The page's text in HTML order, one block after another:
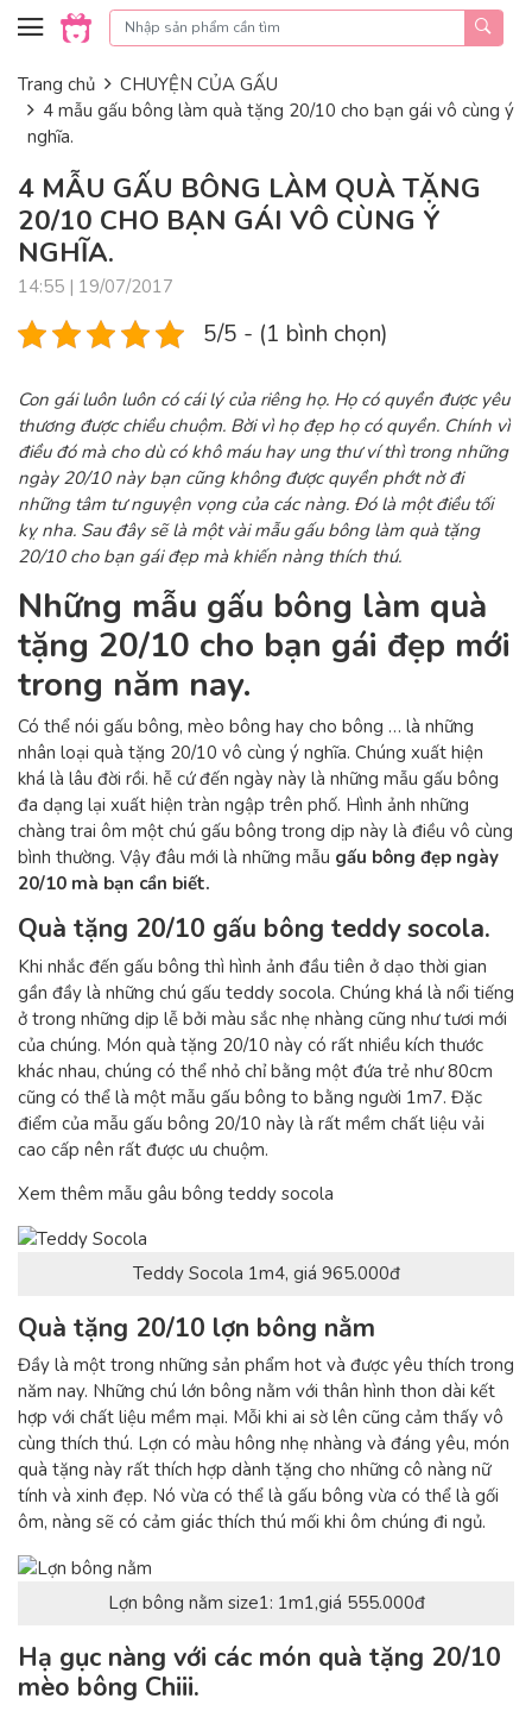
Skip to content
Trang chủ
CHUYỆN CỦA GẤU
4 mẫu gấu bông làm quà tặng 20/10 cho bạn gái vô cùng ý
nghĩa.
4 MẪU GẤU BÔNG LÀM QUÀ TẶNG
20/10 CHO BẠN GÁI VÔ CÙNG Ý
NGHĨA.
14:55 | 19/07/2017
5/5 - (1 bình chọn)
Con gái luôn luôn có cái lý của riêng họ. Họ có quyền được yêu
thương được chiều chuộm. Bời vì họ đẹp họ có quyền. Chính vì
điều đó mà cho dù có khô máu hay ung thư ví thì trong những
ngày 20/10 này bạn cũng không được quyền phớt nờ đi
những tâm tư nguyện vọng của các nàng. Đó là một điều tối
kỵ nha. Sau đây sẽ là một vài mẫu gấu bông làm quà tặng
20/10 cho bạn gái đẹp mà khiến nàng thích thú.
Những mẫu gấu bông làm quà
tặng 20/10 cho bạn gái đẹp mới
trong năm nay.
Có thể nói gấu bông, mèo bông hay cho bông … là những
nhân loại quà tặng 20/10 vô cùng ý nghĩa. Chúng xuất hiện
khá là lâu đời rồi. hễ cứ đến ngày này là những mẫu gấu bông
đa dạng lại xuất hiện tràn ngập trên phố. Hình ảnh những
chàng trai ôm một chú gấu bông trong dịp này là điều vô cùng
bình thường. Vậy đâu mới là những mẫu gấu bông đẹp ngày
20/10 mà bạn cần biết.
Quà tặng 20/10 gấu bông teddy socola.
Khi nhắc đến gấu bông thì hình ảnh đầu tiên ở dạo thời gian
gần đầy là những chú gấu teddy socola. Chúng khá là nổi tiếng
ở trong những dịp lễ bởi màu sắc nhẹ nhàng cũng như tươi mới
của chúng. Món quà tặng 20/10 này có rất nhiều kích thước
khác nhau, chúng có thể nhỏ chỉ bằng một đứa trẻ như 80cm
cũng có thể là một mẫu gấu bông to bằng người 1m7. Đặc
điểm của mẫu gấu bông 20/10 này là rất mềm chất liệu vải
cao cấp nên rất được ưu chuộm.
Xem thêm mẫu gâu bông teddy socola
Teddy Socola 1m4, giá 965.000đ
Quà tặng 20/10 lợn bông nằm
Đầy là một trong những sản phẩm hot và được yêu thích trong
năm nay. Những chú lớn bông nằm với thân hình thon dài kết
hợp với chất liệu mềm mại. Mỗi khi ai sờ lên cũng cảm thấy vô
cùng thích thú. Lợn có màu hông nhẹ nhàng và đáng yêu, món
quà tặng này rất thích hợp dành tặng cho những cô nàng nữ
tính và xinh đẹp. Nó vừa có thể là gấu bông vừa có thể là gối
ôm, nàng sẽ có cảm giác thích thú mối khi ôm chúng đi ngủ.
Lợn bông nằm size1: 1m1,giá 555.000đ
Hạ gục nàng với các món quà tặng 20/10
mèo bông Chiii.